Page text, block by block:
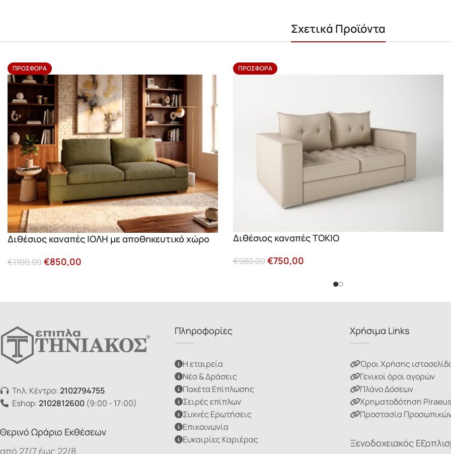
Σχετικά Προϊόντα
ΠΡΟΣΦΟΡΆ
Διθέσιος καναπές ΙΟΛΗ με αποθηκευτικό χώρο
€1.100,00€850,00
ΠΡΟΣΦΟΡΆ
Διθέσιος καναπές ΤΟΚΙΟ
€980,00€750,00
Τηλ. Κέντρο: 2102794755
Eshop: 2102812600 (9:00 - 17:00)
Θερινό Ωράριο Εκθέσεων
από 27/7 έως 22/8
Πληροφορίες
Η εταιρεία
Νέα & Δράσεις
Πακέτα Επίπλωσης
Σειρές επίπλων
Συχνές Ερωτήσεις
Επικοινωνία
Ευκαιρίες Καριέρας
Χρήσιμα Links
Όροι Χρήσης
Γενικοί όροι αγορών
Πλάνο Δόσεων
Χρηματοδότηση Piraeus
Προστασία
Ξενοδοχειακός